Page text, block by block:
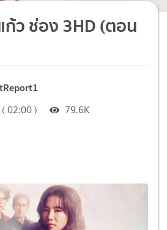
ก้ว ช่อง 3HD (ตอน
02:00 ) 79.6K